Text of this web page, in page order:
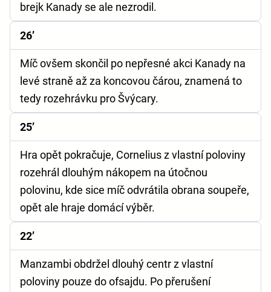
brejk Kanady se ale nezrodil.
26’
Míč ovšem skončil po nepřesné akci Kanady na
levé straně až za koncovou čárou, znamená to
tedy rozehrávku pro Švýcary.
25’
Hra opět pokračuje, Cornelius z vlastní poloviny
rozehrál dlouhým nákopem na útočnou
polovinu, kde sice míč odvrátila obrana soupeře,
opět ale hraje domácí výběr.
22’
Manzambi obdržel dlouhý centr z vlastní
poloviny pouze do ofsajdu. Po přerušení